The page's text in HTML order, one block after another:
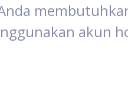
akun